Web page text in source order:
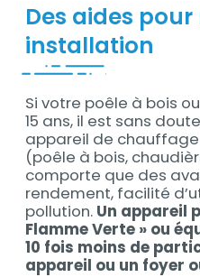
Des aides
installation
Contenu
Si votre poêle à bois
15 ans, il est sans
appareil de
(poêle à bois,
comporte que des
rendement, facilité
pollution. Un appareil
Flamme Verte » ou
10 fois moins de
appareil ou un foyer